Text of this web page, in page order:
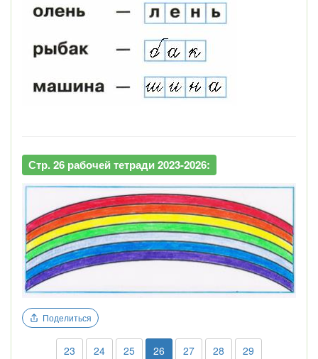
Стр. 26 рабочей тетради 2023-2026:
Поделиться
23 24 25 26 27 28 29